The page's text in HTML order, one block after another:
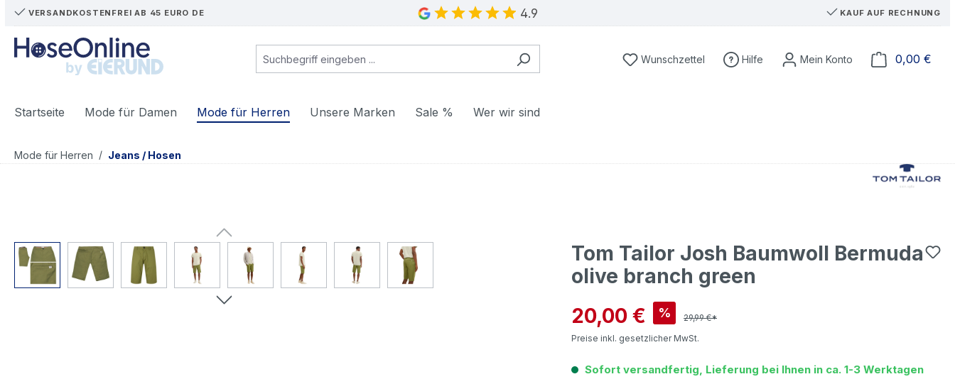
Hauptinhalt springen
Zur Suche springen
Zur Hauptnavigation springen
VERSANDKOSTENFREI AB 45 EURO DE 4.9 KAUF AUF RECHNUNG
Du hast 0 Produkte auf dem Merkzettel
Wunschzettel Hilfe 0,00 €
Startseite Mode für Damen Mode für Herren Unsere Marken Sale % Wer wir sind
Mode für Herren / Jeans / Hosen
Bildergalerie überspringen
Tom Tailor Josh Baumwoll Bermuda
olive branch green
Verkaufspreis:
20,00 € %
29,99 €*
Preise inkl. gesetzlicher MwSt.
Sofort versandfertig, Lieferung bei Ihnen in ca. 1-3 Werktagen